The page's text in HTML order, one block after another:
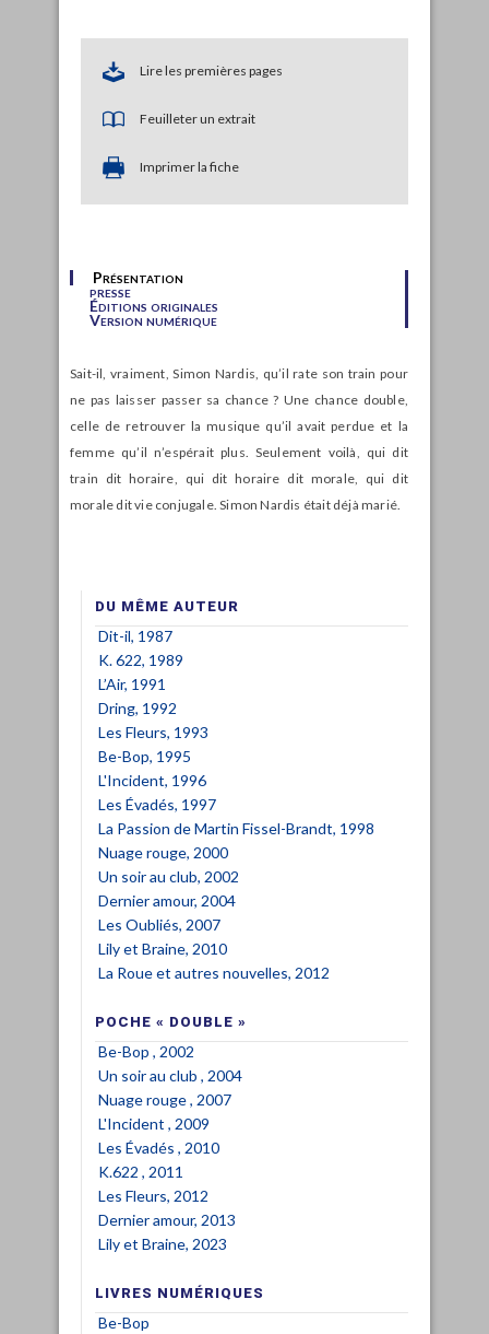
Lire les premières pages
Feuilleter un extrait
Imprimer la fiche
Présentation
presse
Éditions originales
Version numérique
Sait-il, vraiment, Simon Nardis, qu’il rate son train pour
ne pas laisser passer sa chance ? Une chance double,
celle de retrouver la musique qu’il avait perdue et la
femme qu’il n’espérait plus. Seulement voilà, qui dit
train dit horaire, qui dit horaire dit morale, qui dit
morale dit vie conjugale. Simon Nardis était déjà marié.
DU MÊME AUTEUR
Dit-il, 1987
K. 622, 1989
L’Air, 1991
Dring, 1992
Les Fleurs, 1993
Be-Bop, 1995
L'Incident, 1996
Les Évadés, 1997
La Passion de Martin Fissel-Brandt, 1998
Nuage rouge, 2000
Un soir au club, 2002
Dernier amour, 2004
Les Oubliés, 2007
Lily et Braine, 2010
La Roue et autres nouvelles, 2012
POCHE « DOUBLE »
Be-Bop , 2002
Un soir au club , 2004
Nuage rouge , 2007
L'Incident , 2009
Les Évadés , 2010
K.622 , 2011
Les Fleurs, 2012
Dernier amour, 2013
Lily et Braine, 2023
LIVRES NUMÉRIQUES
Be-Bop